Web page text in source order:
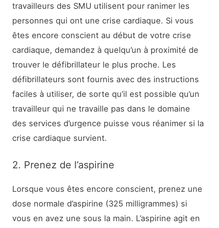
travailleurs des SMU utilisent pour ranimer les
personnes qui ont une crise cardiaque. Si vous
êtes encore conscient au début de votre crise
cardiaque, demandez à quelqu’un à proximité de
trouver le défibrillateur le plus proche. Les
défibrillateurs sont fournis avec des instructions
faciles à utiliser, de sorte qu’il est possible qu’un
travailleur qui ne travaille pas dans le domaine
des services d’urgence puisse vous réanimer si la
crise cardiaque survient.
2. Prenez de l’aspirine
Lorsque vous êtes encore conscient, prenez une
dose normale d’aspirine (325 milligrammes) si
vous en avez une sous la main. L’aspirine agit en